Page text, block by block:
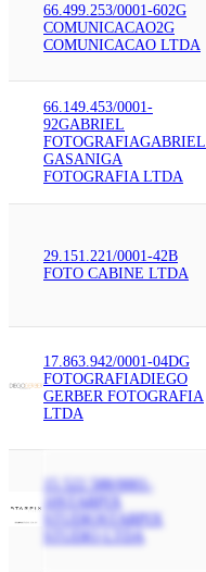
66.499.253/0001-602G
COMUNICACAO2G
COMUNICACAO LTDA
66.149.453/0001-
92GABRIEL
FOTOGRAFIAGABRIEL
GASANIGA
FOTOGRAFIA LTDA
29.151.221/0001-42B
FOTO CABINE LTDA
17.863.942/0001-04DG
FOTOGRAFIADIEGO
GERBER FOTOGRAFIA
LTDA
15.522.588/0001-
STARPIX
STARPIX